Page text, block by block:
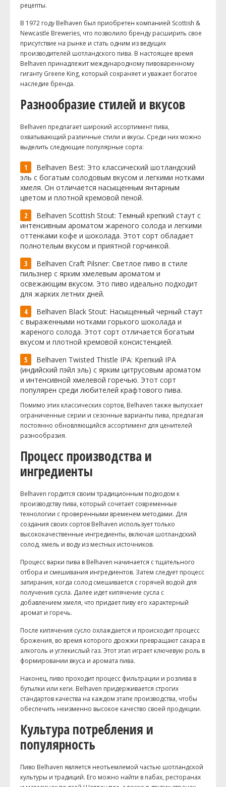
рецепты.
В 1972 году Belhaven был приобретен компанией Scottish &
Newcastle Breweries, что позволило бренду расширить свое
присутствие на рынке и стать одним из ведущих
производителей шотландского пива. В настоящее время
Belhaven принадлежит международному пивоваренному
гиганту Greene King, который сохраняет и уважает богатое
наследие бренда.
Разнообразие стилей и вкусов
Belhaven предлагает широкий ассортимент пива,
охватывающий различные стили и вкусы. Среди них можно
выделить следующие популярные сорта:
Belhaven Best: Это классический шотландский
эль с богатым солодовым вкусом и легкими нотками
хмеля. Он отличается насыщенным янтарным
цветом и плотной кремовой пеной.
Belhaven Scottish Stout: Темный крепкий стаут с
интенсивным ароматом жареного солода и легкими
оттенками кофе и шоколада. Этот сорт обладает
полнотелым вкусом и приятной горчинкой.
Belhaven Craft Pilsner: Светлое пиво в стиле
пильзнер с ярким хмелевым ароматом и
освежающим вкусом. Это пиво идеально подходит
для жарких летних дней.
Belhaven Black Stout: Насыщенный черный стаут
с выраженными нотками горького шоколада и
жареного солода. Этот сорт отличается богатым
вкусом и плотной кремовой консистенцией.
Belhaven Twisted Thistle IPA: Крепкий IPA
(индийский пэйл эль) с ярким цитрусовым ароматом
и интенсивной хмелевой горечью. Этот сорт
популярен среди любителей крафтового пива.
Помимо этих классических сортов, Belhaven также выпускает
ограниченные серии и сезонные варианты пива, предлагая
постоянно обновляющийся ассортимент для ценителей
разнообразия.
Процесс производства и
ингредиенты
Belhaven гордится своим традиционным подходом к
производству пива, который сочетает современные
технологии с проверенными временем методами. Для
создания своих сортов Belhaven использует только
высококачественные ингредиенты, включая шотландский
солод, хмель и воду из местных источников.
Процесс варки пива в Belhaven начинается с тщательного
отбора и смешивания ингредиентов. Затем следует процесс
затирания, когда солод смешивается с горячей водой для
получения сусла. Далее идет кипячение сусла с
добавлением хмеля, что придает пиву его характерный
аромат и горечь.
После кипячения сусло охлаждается и происходит процесс
брожения, во время которого дрожжи превращают сахара в
алкоголь и углекислый газ. Этот этап играет ключевую роль в
формировании вкуса и аромата пива.
Наконец, пиво проходит процесс фильтрации и розлива в
бутылки или кеги. Belhaven придерживается строгих
стандартов качества на каждом этапе производства, чтобы
обеспечить неизменно высокое качество своей продукции.
Культура потребления и
популярность
Пиво Belhaven является неотъемлемой частью шотландской
культуры и традиций. Его можно найти в пабах, ресторанах